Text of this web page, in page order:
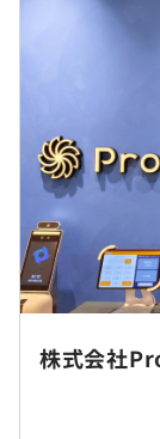
・MTGを頻繁
こらないように
・基本はチャ
当社では「考
一緒に年間の個
す。
しながら、必
基本給266,000
※上記想定年
均残業時間15
は388万〜598
※給与備考別
株式会社